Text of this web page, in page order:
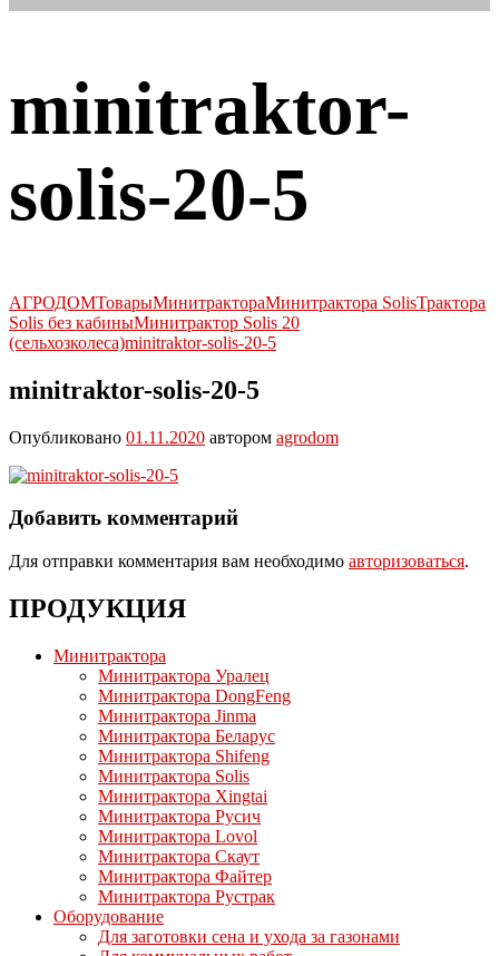
minitraktor-
solis-20-5
АГРОДОМТоварыМинитрактораМинитрактора SolisТрактора
Solis без кабиныМинитрактор Solis 20
(сельхозколеса)minitraktor-solis-20-5
minitraktor-solis-20-5
Опубликовано 01.11.2020 автором agrodom
Добавить комментарий
Для отправки комментария вам необходимо авторизоваться.
ПРОДУКЦИЯ
Минитрактора
Минитрактора Уралец
Минитрактора DongFeng
Минитрактора Jinma
Минитрактора Беларус
Минитрактора Shifeng
Минитрактора Solis
Минитрактора Xingtai
Минитрактора Русич
Минитрактора Lovol
Минитрактора Скаут
Минитрактора Файтер
Минитрактора Рустрак
Оборудование
Для заготовки сена и ухода за газонами